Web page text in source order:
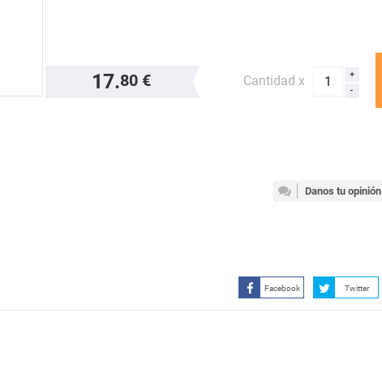
17.80 € Cantidad x
Danos tu opinión
Facebook Twitter